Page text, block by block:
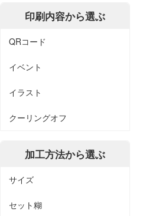
印刷内容から選ぶ
QRコード
イベント
イラスト
クーリングオフ
加工方法から選ぶ
サイズ
セット糊